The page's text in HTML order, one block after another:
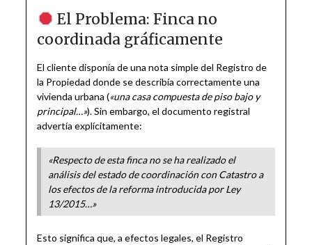
El Problema: Finca no
coordinada gráficamente
El cliente disponía de una nota simple del Registro de
la Propiedad donde se describía correctamente una
vivienda urbana («una casa compuesta de piso bajo y
principal…»). Sin embargo, el documento registral
advertía explícitamente:
«Respecto de esta finca no se ha realizado el
análisis del estado de coordinación con Catastro a
los efectos de la reforma introducida por Ley
13/2015…»
Esto significa que, a efectos legales, el Registro